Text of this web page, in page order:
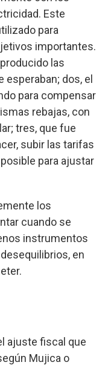
Este
para
importantes.
las
dos, el
para compensar
rebajas, con
tres, que fue
subir las tarifas
para ajustar
los
cuando se
instrumentos
en
ajuste fiscal que
Mujica o